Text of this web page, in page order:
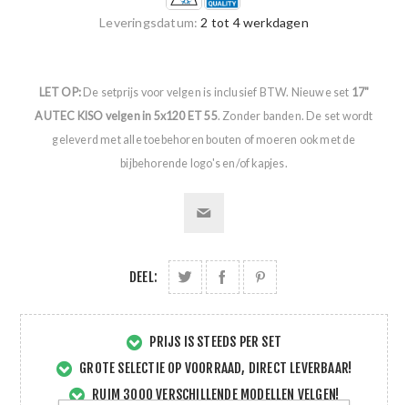
Leveringsdatum: 2 tot 4 werkdagen
LET OP:De setprijs voor velgen is inclusief BTW. Nieuwe set 17"
AUTEC KISO velgen in 5x120 ET 55. Zonder banden. De set wordt
geleverd met alle toebehoren bouten of moeren ook met de
bijbehorende logo's en/of kapjes.
DEEL:
PRIJS IS STEEDS PER SET
GROTE SELECTIE OP VOORRAAD, DIRECT LEVERBAAR!
RUIM 3000 VERSCHILLENDE MODELLEN VELGEN!